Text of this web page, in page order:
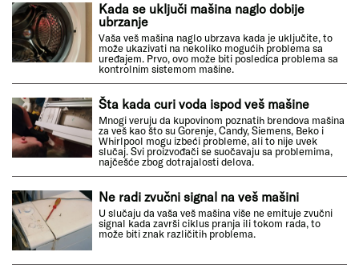
Kada se uključi mašina naglo dobije
ubrzanje
Vaša veš mašina naglo ubrzava kada je uključite, to
može ukazivati na nekoliko mogućih problema sa
uređajem. Prvo, ovo može biti posledica problema sa
kontrolnim sistemom mašine.
Šta kada curi voda ispod veš mašine
Mnogi veruju da kupovinom poznatih brendova mašina
za veš kao što su Gorenje, Candy, Siemens, Beko i
Whirlpool mogu izbeći probleme, ali to nije uvek
slučaj. Svi proizvođači se suočavaju sa problemima,
najčešće zbog dotrajalosti delova.
Ne radi zvučni signal na veš mašini
U slučaju da vaša veš mašina više ne emituje zvučni
signal kada završi ciklus pranja ili tokom rada, to
može biti znak različitih problema.